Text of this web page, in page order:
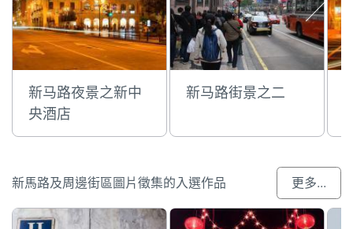
新马路夜景之新中
央酒店
新马路街景之二
新馬路及周邊街區圖片徵集的入選作品 更多...